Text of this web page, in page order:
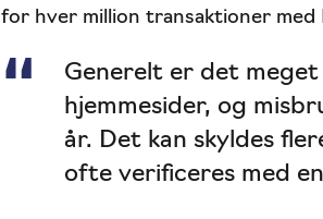
for hver million transaktioner
Generelt er det
hjemmesider, og
år. Det kan skyldes
ofte verificeres med